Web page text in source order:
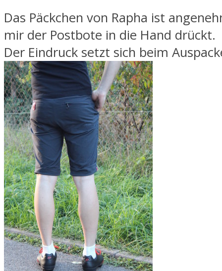
Das Päckchen von Rapha ist
mir der Postbote in die Hand drückt.
Der Eindruck setzt sich beim